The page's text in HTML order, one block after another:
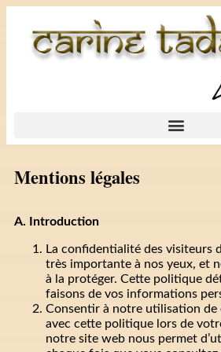
Mentions légales
A. Introduction
La confidentialité des visiteurs
très importante à nos yeux, et
à la protéger. Cette politique
faisons de vos informations
Consentir à notre utilisation de
avec cette politique lors de
notre site web nous permet